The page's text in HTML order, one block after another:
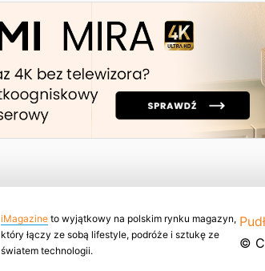
iMagazine to wyjątkowy na polskim rynku magazyn,
który łączy ze sobą lifestyle, podróże i sztukę ze
światem technologii.
©